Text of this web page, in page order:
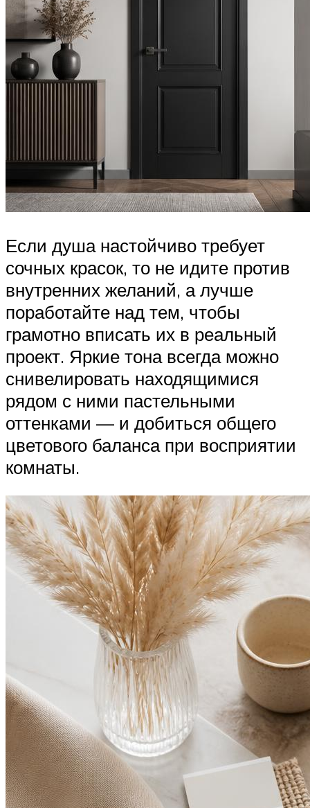
Если душа настойчиво требует
сочных красок, то не идите против
внутренних желаний, а лучше
поработайте над тем, чтобы
грамотно вписать их в реальный
проект. Яркие тона всегда можно
снивелировать находящимися
рядом с ними пастельными
оттенками — и добиться общего
цветового баланса при восприятии
комнаты.